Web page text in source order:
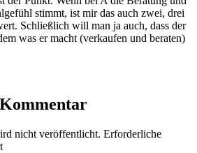
stimmt, ist mir das auch zwei, drei
Schließlich will man ja auch, dass der
was er macht (verkaufen und beraten)
nicht veröffentlicht. Erforderliche